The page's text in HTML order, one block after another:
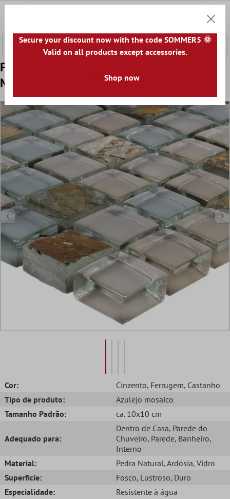
Padrão de Azulejo Mosaico Mármore Java
Mistura de Vidro Apollo Marrom
Cor: Cinzento, Ferrugem, Castanho
Tipo de produto:
Azulejo mosaico
Tamanho Padrão:
ca. 10x10 cm
Adequado para:
Dentro de Casa, Parede do
Chuveiro, Parede, Banheiro,
Interno
Material:
Pedra Natural, Ardósia, Vidro
Superfície:
Fosco, Lustroso, Duro
Especialidade:
Resistente à água
Secure your discount now with the code SOMMER5 🌞
Valid on all products except accessories.
Shop now